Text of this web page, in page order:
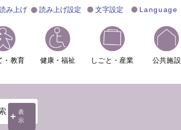
み上げ 読み上げ設定 文字設定 Language
・教育 健康・福祉 しごと・産業 公共施設
表
示